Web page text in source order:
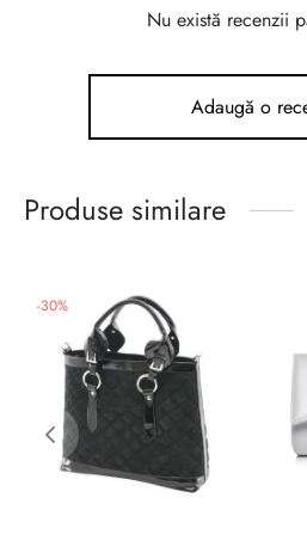
Nu există recenzii
Adaugă o
Produse similare
-30%